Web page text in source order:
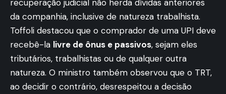
recuperação judicial não herda dívidas anteriores
da companhia, inclusive de natureza trabalhista.
Toffoli destacou que o comprador de uma UPI deve
recebê-la livre de ônus e passivos, sejam eles
tributários, trabalhistas ou de qualquer outra
natureza. O ministro também observou que o TRT,
ao decidir o contrário, desrespeitou a decisão